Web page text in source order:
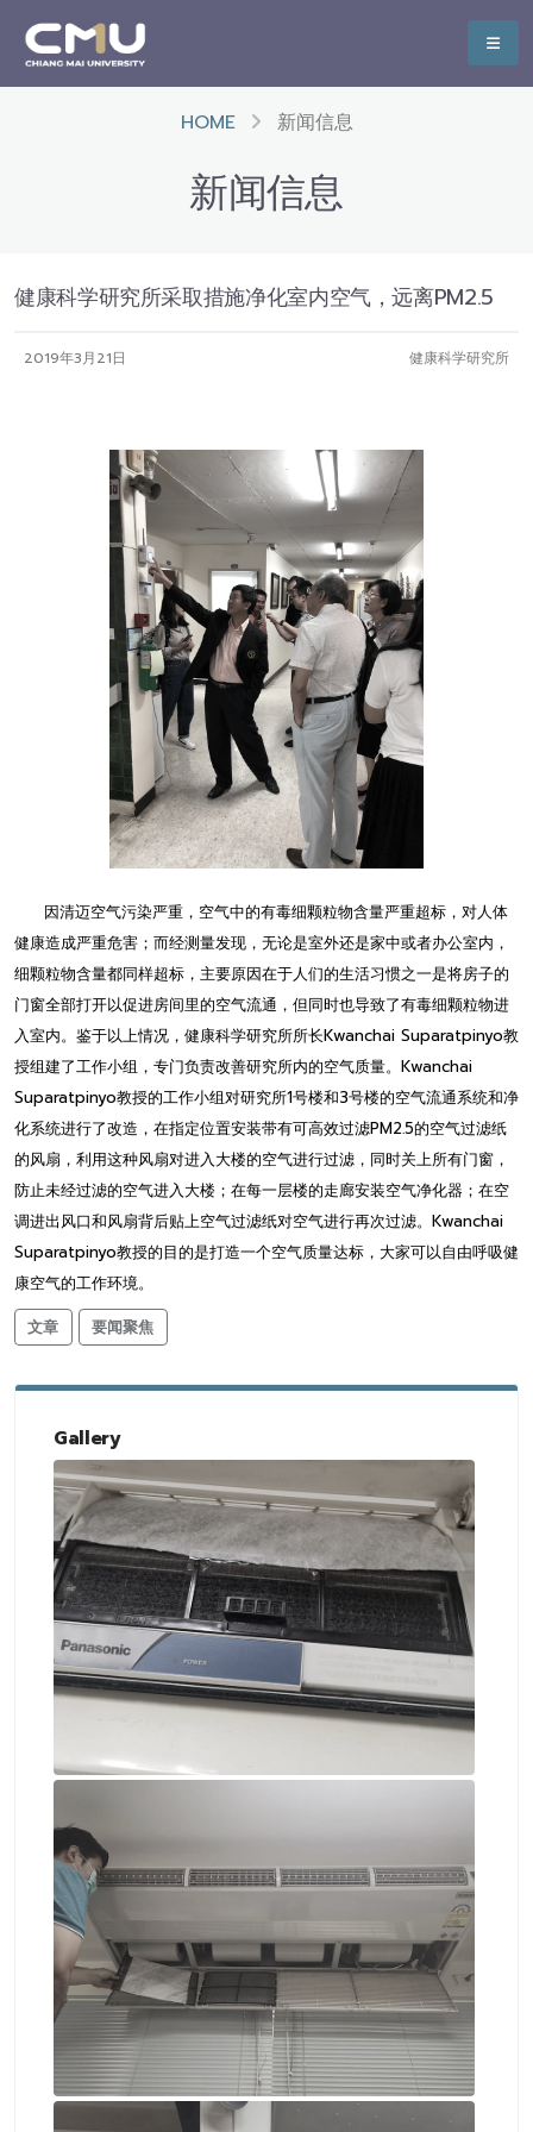
HOME 新闻信息
新闻信息
健康科学研究所采取措施净化室内空气，远离PM2.5
2019年3月21日 健康科学研究所
因清迈空气污染严重，空气中的有毒细颗粒物含量严重超标，对人体
健康造成严重危害；而经测量发现，无论是室外还是家中或者办公室内，
细颗粒物含量都同样超标，主要原因在于人们的生活习惯之一是将房子的
门窗全部打开以促进房间里的空气流通，但同时也导致了有毒细颗粒物进
入室内。鉴于以上情况，健康科学研究所所长Kwanchai Suparatpinyo教
授组建了工作小组，专门负责改善研究所内的空气质量。Kwanchai
Suparatpinyo教授的工作小组对研究所1号楼和3号楼的空气流通系统和净
化系统进行了改造，在指定位置安装带有可高效过滤PM2.5的空气过滤纸
的风扇，利用这种风扇对进入大楼的空气进行过滤，同时关上所有门窗，
防止未经过滤的空气进入大楼；在每一层楼的走廊安装空气净化器；在空
调进出风口和风扇背后贴上空气过滤纸对空气进行再次过滤。Kwanchai
Suparatpinyo教授的目的是打造一个空气质量达标，大家可以自由呼吸健
康空气的工作环境。
文章
要闻聚焦
Gallery